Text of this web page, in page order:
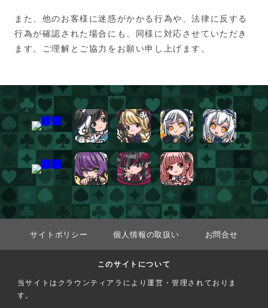
また、他のお客様に迷惑がかかる行為や、法律に反する
行為が確認された場合にも、同様に対応させていただき
ます。ご理解とご協力をお願い申し上げます。
サイトポリシー 個人情報の取扱い お問合せ
このサイトについて
当サイトはクラウンティアラにより運営・管理されておりま
す。